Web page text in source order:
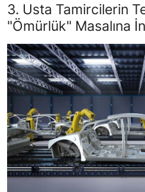
3. Usta Tamircilerin
"Ömürlük" Masalına